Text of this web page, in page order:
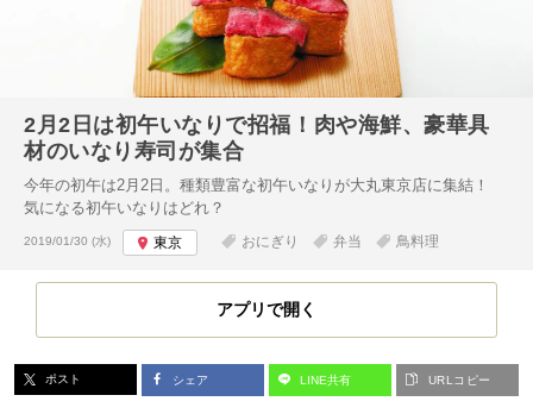
2月2日は初午いなりで招福！肉や海鮮、豪華具
材のいなり寿司が集合
今年の初午は2月2日。種類豊富な初午いなりが大丸東京店に集結！
気になる初午いなりはどれ？
投稿日:
2019/01/30 (水) 東京 おにぎり 弁当 鳥料理
アプリで開く
ポスト シェア LINE共有 URLコピー